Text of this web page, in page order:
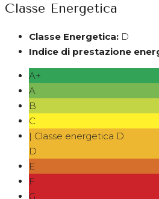
Classe Energetica
Classe Energetica: D
Indice di prestazione
A+
A
B
C
| Classe energetica D
D
E
F
G